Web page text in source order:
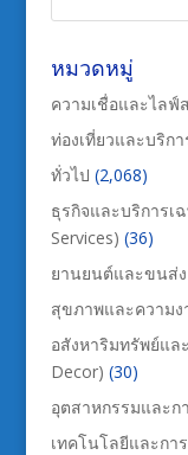
หมวดหมู่
ความเชื่อและไลฟ์
ท่องเที่ยวและบริก
ทั่วไป (2,068)
ธุรกิจและบริการเ
Services) (36)
ยานยนต์และขนส่
สุขภาพและความง
อสังหาริมทรัพย์แล
Decor) (30)
อุตสาหกรรมและก
เทคโนโลยีและกา